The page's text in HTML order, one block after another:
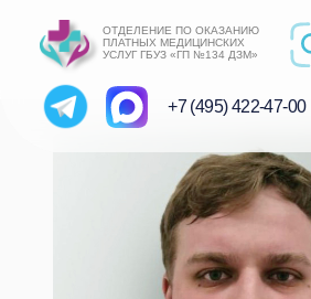
+7 (495) 422-47-00
ОТДЕЛЕНИЕ ПО ОКАЗАНИЮ
ПЛАТНЫХ МЕДИЦИНСКИХ
УСЛУГ ГБУЗ «ГП №134 ДЗМ»